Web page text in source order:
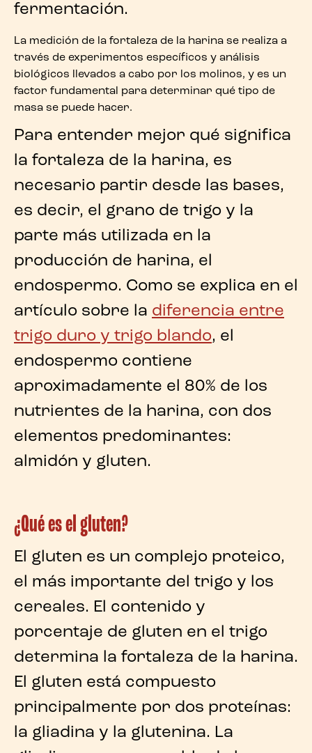
fermentación.
La medición de la fortaleza de la harina se realiza a
través de experimentos específicos y análisis
biológicos llevados a cabo por los molinos, y es un
factor fundamental para determinar qué tipo de
masa se puede hacer.
Para entender mejor qué significa
la fortaleza de la harina, es
necesario partir desde las bases,
es decir, el grano de trigo y la
parte más utilizada en la
producción de harina, el
endospermo. Como se explica en el
artículo sobre la diferencia entre
trigo duro y trigo blando, el
endospermo contiene
aproximadamente el 80% de los
nutrientes de la harina, con dos
elementos predominantes:
almidón y gluten.
¿Qué es el gluten?
El gluten es un complejo proteico,
el más importante del trigo y los
cereales. El contenido y
porcentaje de gluten en el trigo
determina la fortaleza de la harina.
El gluten está compuesto
principalmente por dos proteínas:
la gliadina y la glutenina. La